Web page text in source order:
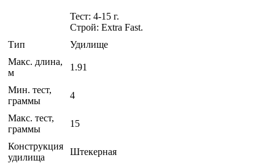
Тест: 4-15 г.
Строй: Extra Fast.
Тип
Удилище
Макс. длина,
м
1.91
Мин. тест,
граммы
4
Макс. тест,
граммы
15
Конструкция
удилища
Штекерная